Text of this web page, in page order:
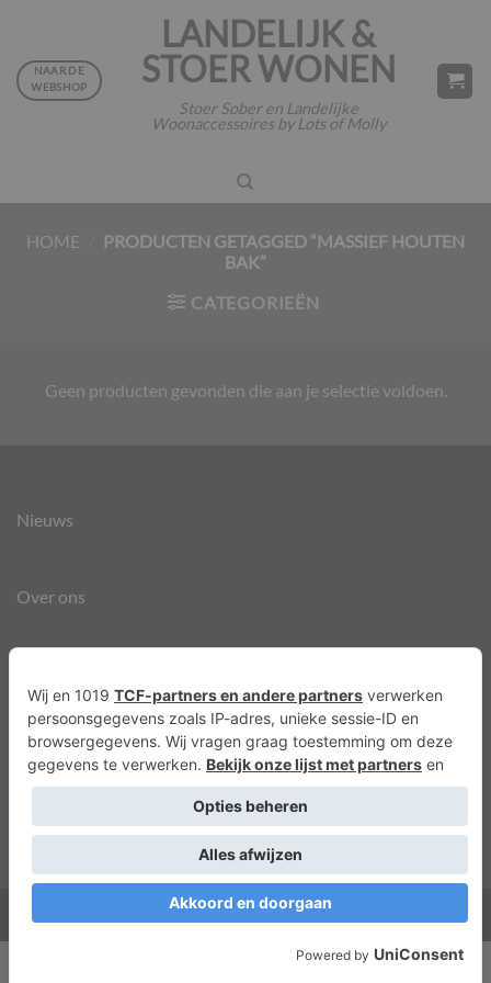
inhoud
LANDELIJK &
STOER WONEN
Stoer Sober en Landelijke
Woonaccessoires by Lots of Molly
NAAR DE
WEBSHOP
HOME
PRODUCTEN GETAGGED “MASSIEF HOUTEN
BAK”
CATEGORIEËN
Geen producten gevonden die aan je selectie voldoen.
Nieuws
Over ons
Privacyverklaring
Cookies
Copyright 2026 ©Lots of Molly